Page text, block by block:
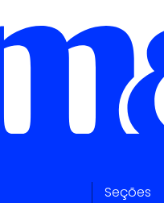
Seções